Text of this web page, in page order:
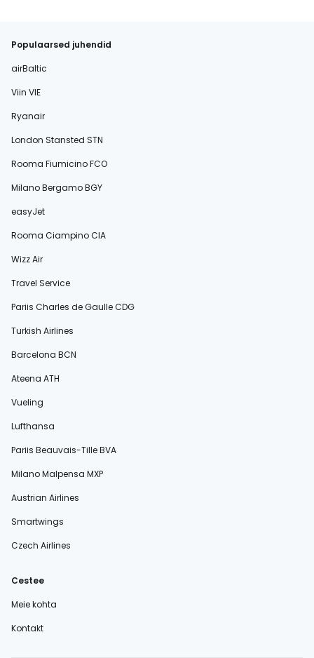
Populaarsed juhendid
airBaltic
Viin VIE
Ryanair
London Stansted STN
Rooma Fiumicino FCO
Milano Bergamo BGY
easyJet
Rooma Ciampino CIA
Wizz Air
Travel Service
Pariis Charles de Gaulle CDG
Turkish Airlines
Barcelona BCN
Ateena ATH
Vueling
Lufthansa
Pariis Beauvais-Tille BVA
Milano Malpensa MXP
Austrian Airlines
Smartwings
Czech Airlines
Cestee
Meie kohta
Kontakt